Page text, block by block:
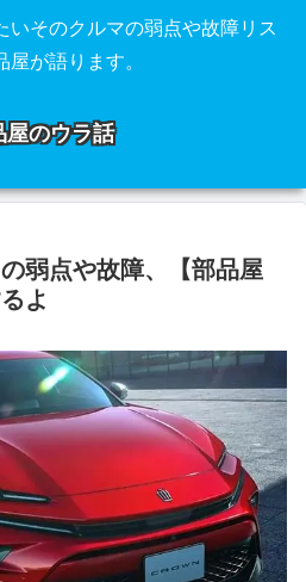
いそのクルマの弱点や故障リス
屋が語ります。
屋のウラ話
弱点や故障、【部品屋
よ